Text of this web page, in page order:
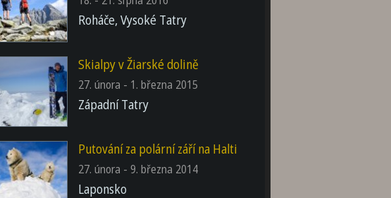
Roháče, Vysoké Tatry
Skialpy v Žiarské dolině
27. února - 1. března 2015
Západní Tatry
Putování za polární září na Halti
27. února - 9. března 2014
Laponsko